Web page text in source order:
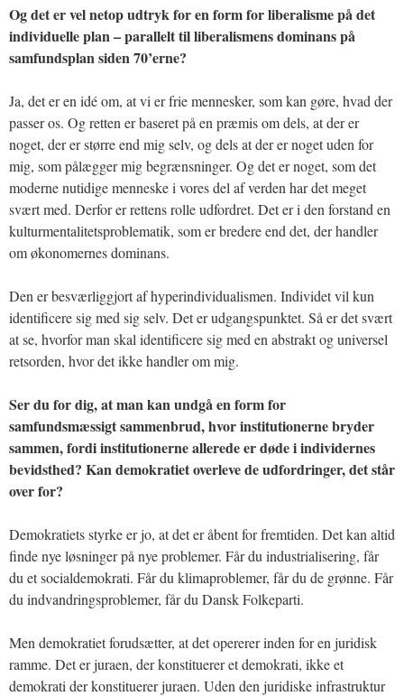
Og det er vel netop udtryk for en form for liberalisme på det
individuelle plan – parallelt til liberalismens dominans på
samfundsplan siden 70’erne?
Ja, det er en idé om, at vi er frie mennesker, som kan gøre, hvad der
passer os. Og retten er baseret på en præmis om dels, at der er
noget, der er større end mig selv, og dels at der er noget uden for
mig, som pålægger mig begrænsninger. Og det er noget, som det
moderne nutidige menneske i vores del af verden har det meget
svært med. Derfor er rettens rolle udfordret. Det er i den forstand en
kulturmentalitetsproblematik, som er bredere end det, der handler
om økonomernes dominans.
Den er besværliggjort af hyperindividualismen. Individet vil kun
identificere sig med sig selv. Det er udgangspunktet. Så er det svært
at se, hvorfor man skal identificere sig med en abstrakt og universel
retsorden, hvor det ikke handler om mig.
Ser du for dig, at man kan undgå en form for
samfundsmæssigt sammenbrud, hvor institutionerne bryder
sammen, fordi institutionerne allerede er døde i individernes
bevidsthed? Kan demokratiet overleve de udfordringer, det står
over for?
Demokratiets styrke er jo, at det er åbent for fremtiden. Det kan altid
finde nye løsninger på nye problemer. Får du industrialisering, får
du et socialdemokrati. Får du klimaproblemer, får du de grønne. Får
du indvandringsproblemer, får du Dansk Folkeparti.
Men demokratiet forudsætter, at det opererer inden for en juridisk
ramme. Det er juraen, der konstituerer et demokrati, ikke et
demokrati der konstituerer juraen. Uden den juridiske infrastruktur